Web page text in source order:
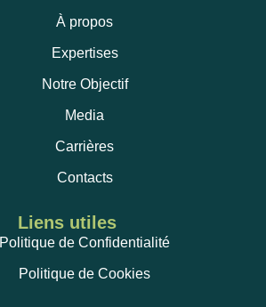
À propos
Expertises
Notre Objectif
Media
Carrières
Contacts
Liens utiles
Politique de Confidentialité
Politique de Cookies